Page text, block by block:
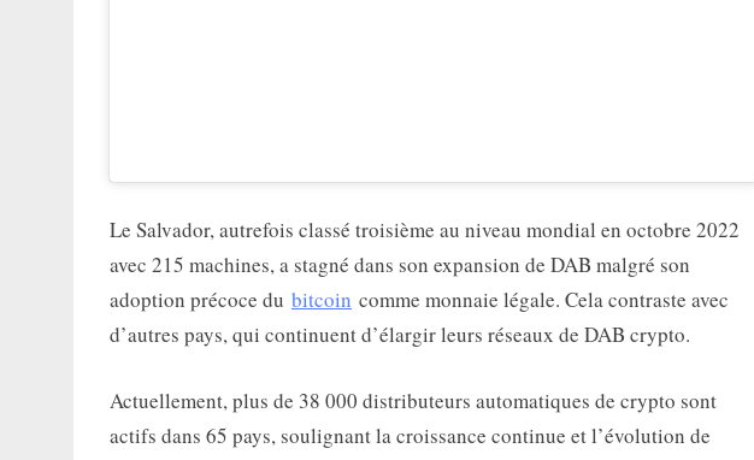
Le Salvador, autrefois classé troisième au niveau mondial en octobre 2022
avec 215 machines, a stagné dans son expansion de DAB malgré son
adoption précoce du bitcoin comme monnaie légale. Cela contraste avec
d’autres pays, qui continuent d’élargir leurs réseaux de DAB crypto.
Actuellement, plus de 38 000 distributeurs automatiques de crypto sont
actifs dans 65 pays, soulignant la croissance continue et l’évolution de